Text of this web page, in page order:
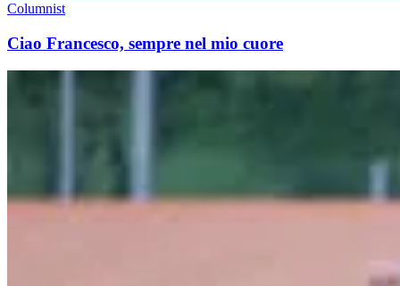
Columnist
Ciao Francesco, sempre nel mio cuore